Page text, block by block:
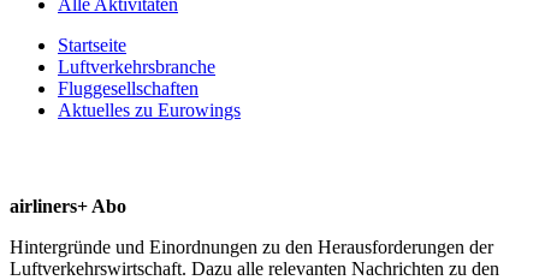
Startseite
Luftverkehrsbranche
Fluggesellschaften
Aktuelles zu Eurowings
airliners+ Abo
Hintergründe und Einordnungen zu den Herausforderungen der
Luftverkehrswirtschaft. Dazu alle relevanten Nachrichten zu den